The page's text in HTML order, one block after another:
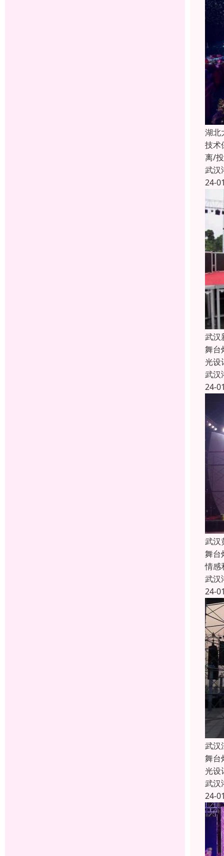
湖北
技术
离/
武汉
24-
武汉
舞台
光设
武汉
24-
武汉
舞台
情感
武汉
24-
武汉
舞台
光设
武汉
24-